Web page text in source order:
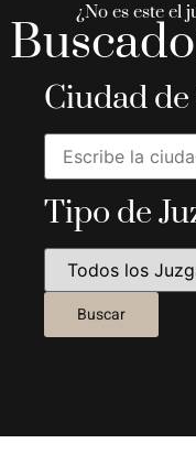
¿No es este el
Ciudad
Tipo de